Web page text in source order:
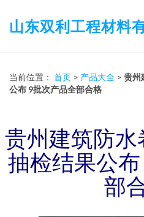
山东双利工程材料
当前位置： 首页 > 产品大全 > 贵州
公布 9批次产品全部合格
贵州建筑防
抽检结果公
部